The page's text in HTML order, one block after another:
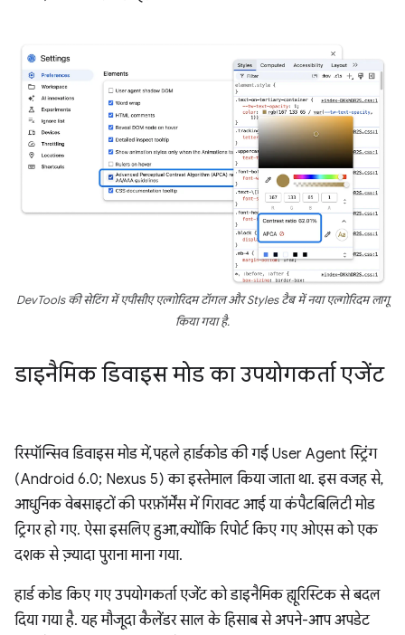
DevTools की सेटिंग में एपीसीए एल्गोरिदम टॉगल और Styles टैब में नया एल्गोरिदम लागू
किया गया है.
डाइनैमिक डिवाइस मोड का उपयोगकर्ता एजेंट
रिस्पॉन्सिव डिवाइस मोड में, पहले हार्डकोड की गई User Agent स्ट्रिंग
(Android 6.0; Nexus 5) का इस्तेमाल किया जाता था. इस वजह से,
आधुनिक वेबसाइटों की परफ़ॉर्मेंस में गिरावट आई या कंपैटबिलिटी मोड
ट्रिगर हो गए. ऐसा इसलिए हुआ, क्योंकि रिपोर्ट किए गए ओएस को एक
दशक से ज़्यादा पुराना माना गया.
हार्ड कोड किए गए उपयोगकर्ता एजेंट को डाइनैमिक ह्यूरिस्टिक से बदल
दिया गया है. यह मौजूदा कैलेंडर साल के हिसाब से अपने-आप अपडेट